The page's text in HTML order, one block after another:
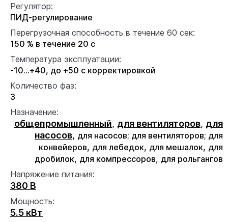
Регулятор:
ПИД-регулирование
Перегрузочная способность в течение 60 сек:
150 % в течение 20 с
Температура эксплуатации:
-10...+40, до +50 с корректировкой
Количество фаз:
3
Назначение:
общепромышленный, для вентиляторов, для
насосов, для насосов; для вентиляторов; для
конвейеров, для лебедок, для мешалок, для
дробилок, для компрессоров, для рольгангов
Напряжение питания:
380 В
Мощность:
5.5 кВт